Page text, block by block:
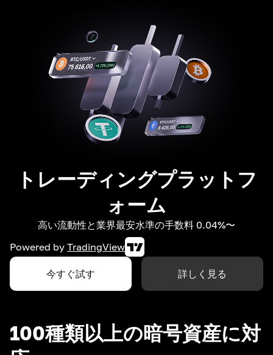
トレーディングプラットフ
ォーム
高い流動性と業界最安水準の手数料 0.04%〜
Powered by TradingView
今すぐ試す 詳しく見る
100種類以上の暗号資産に対